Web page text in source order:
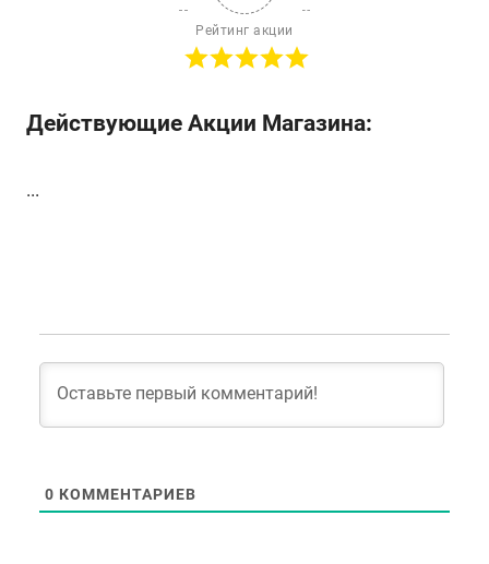
Рейтинг акции
Действующие Акции Магазина:
...
0 КОММЕНТАРИЕВ